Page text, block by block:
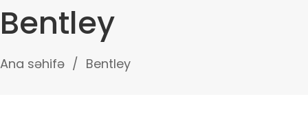
Bentley
Ana səhifə Bentley